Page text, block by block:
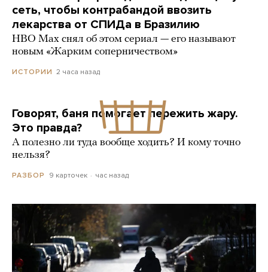
сеть, чтобы контрабандой ввозить
лекарства от СПИДа в Бразилию
HBO Max снял об этом сериал — его называют
новым «Жарким соперничеством»
ИСТОРИИ 2 часа назад
Говорят, баня помогает пережить жару.
Это правда?
А полезно ли туда вообще ходить? И кому точно
нельзя?
РАЗБОР 9 карточек час назад